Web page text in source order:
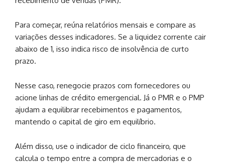
Para começar, reúna relatórios mensais e compare as
variações desses indicadores. Se a liquidez corrente cair
abaixo de 1, isso indica risco de insolvência de curto
prazo.
Nesse caso, renegocie prazos com fornecedores ou
acione linhas de crédito emergencial. Já o PMR e o PMP
ajudam a equilibrar recebimentos e pagamentos,
mantendo o capital de giro em equilíbrio.
Além disso, use o indicador de ciclo financeiro, que
calcula o tempo entre a compra de mercadorias e o